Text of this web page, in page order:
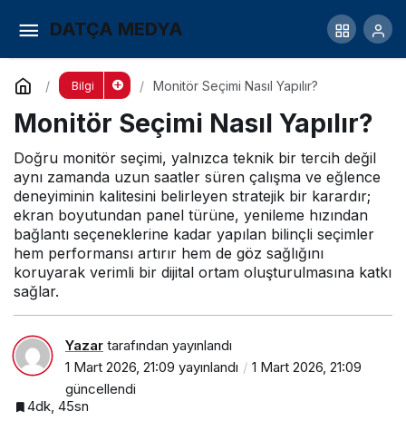
DATÇA MEDYA
Bilgi Monitör Seçimi Nasıl Yapılır?
Monitör Seçimi Nasıl Yapılır?
Doğru monitör seçimi, yalnızca teknik bir tercih değil
aynı zamanda uzun saatler süren çalışma ve eğlence
deneyiminin kalitesini belirleyen stratejik bir karardır;
ekran boyutundan panel türüne, yenileme hızından
bağlantı seçeneklerine kadar yapılan bilinçli seçimler
hem performansı artırır hem de göz sağlığını
koruyarak verimli bir dijital ortam oluşturulmasına katkı
sağlar.
Yazar tarafından yayınlandı
1 Mart 2026, 21:09 yayınlandı
1 Mart 2026, 21:09
güncellendi
4dk, 45sn
Bilgisayar Açılmıyor Ne Yapılmalı?
Yorum Yap